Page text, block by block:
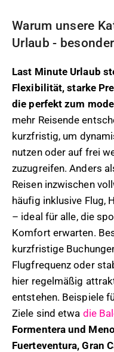
Warum unsere
Urlaub -
Last Minute Urlaub
Flexibilität, starke
die perfekt zum
mehr Reisende
kurzfristig, um
nutzen oder auf frei
zuzugreifen. Anders
Reisen inzwischen
häufig inklusive Flug,
– ideal für alle, die
Komfort erwarten.
kurzfristige
Flugfrequenz oder
hier regelmäßig
entstehen. Beispiele
Ziele sind etwa die
Formentera und
Fuerteventura, Gran